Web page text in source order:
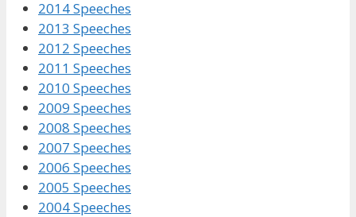
2014 Speeches
2013 Speeches
2012 Speeches
2011 Speeches
2010 Speeches
2009 Speeches
2008 Speeches
2007 Speeches
2006 Speeches
2005 Speeches
2004 Speeches